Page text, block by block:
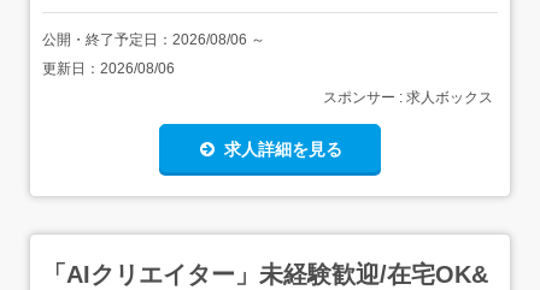
公開・終了予定日： 2026/08/06 ～
更新日： 2026/08/06
スポンサー : 求人ボックス
求人詳細を見る
「AIクリエイター」未経験歓迎/在宅OK&